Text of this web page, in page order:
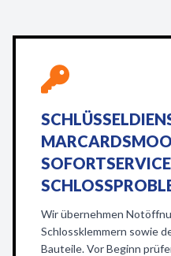
Wir übernehmen
Schlossklemmern sowie
Bauteile. Vor Beginn